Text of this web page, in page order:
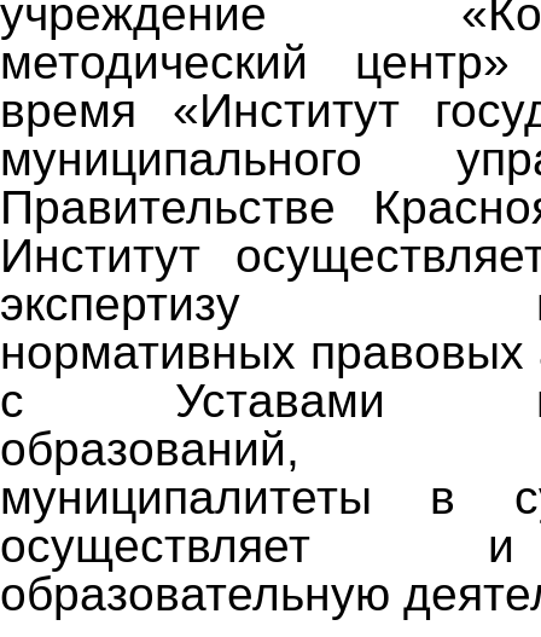
учреждение
методический
время «Институт
муниципального
Правительстве
Институт
экспертизу
нормативных правовых
с Уставами
образований,
муниципалитеты в
осуществляет
образовательную